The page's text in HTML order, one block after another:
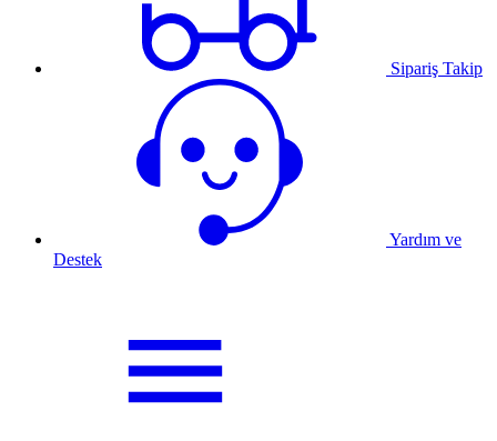
Sipariş Takip
Yardım ve
Destek